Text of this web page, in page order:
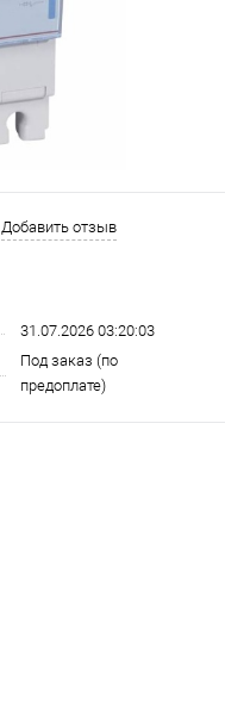
Добавить отзыв
31.07.2026 03:20:03
Под заказ (по
предоплате)